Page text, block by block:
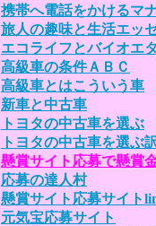
携帯へ電話をかけるマ
旅人の趣味と生活エッ
エコライフとバイオエ
高級車の条件ＡＢＣ
高級車とはこういう車
新車と中古車
トヨタの中古車を選ぶ
トヨタの中古車を選ぶ
懸賞サイト応募で懸賞
応募の達人村
懸賞サイト応募サイト
元気宝応募サイト